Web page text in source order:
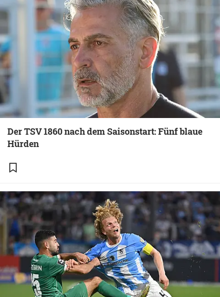
Der TSV 1860 nach dem Saisonstart: Fünf blaue
Hürden